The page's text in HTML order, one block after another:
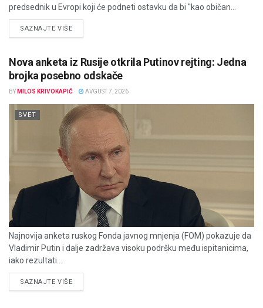
predsednik u Evropi koji će podneti ostavku da bi "kao običan...
SAZNAJTE VIŠEDETAILS
Nova anketa iz Rusije otkrila Putinov rejting: Jedna
brojka posebno odskače
BY MILOS KRIVOKAPIĆ AVGUST 7, 2026
SVET
Najnovija anketa ruskog Fonda javnog mnjenja (FOM) pokazuje da
Vladimir Putin i dalje zadržava visoku podršku među ispitanicima,
iako rezultati...
SAZNAJTE VIŠEDETAILS